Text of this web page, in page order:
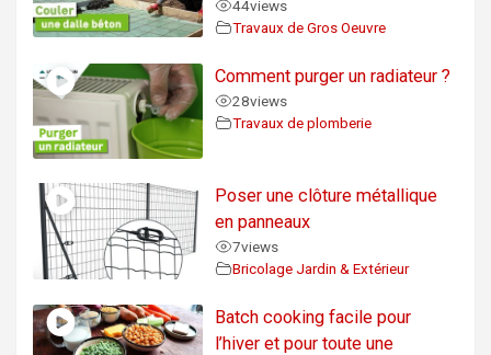
44views
Travaux de Gros Oeuvre
Comment purger un radiateur ?
28views
Travaux de plomberie
Poser une clôture métallique
en panneaux
7views
Bricolage Jardin & Extérieur
Batch cooking facile pour
l’hiver et pour toute une